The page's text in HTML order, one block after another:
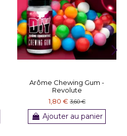
Arôme Chewing Gum -
Revolute
1,80 € 3,60 €
Ajouter au panier